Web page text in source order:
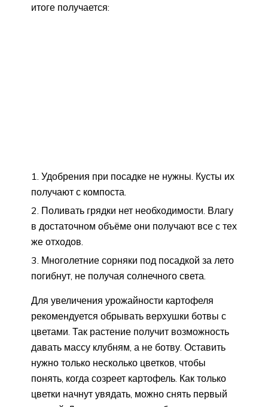
итоге получается:
Удобрения при посадке не нужны. Кусты их
получают с компоста.
Поливать грядки нет необходимости. Влагу
в достаточном объёме они получают все с тех
же отходов.
Многолетние сорняки под посадкой за лето
погибнут, не получая солнечного света.
Для увеличения урожайности картофеля
рекомендуется обрывать верхушки ботвы с
цветами. Так растение получит возможность
давать массу клубням, а не ботву. Оставить
нужно только несколько цветков, чтобы
понять, когда созреет картофель. Как только
цветки начнут увядать, можно снять первый